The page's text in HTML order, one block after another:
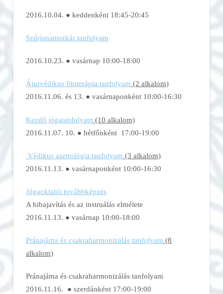
2016.10.04. ● keddenként 18:45-20:45
Szúrjanamszkár tanfolyam
2016.10.23. ● vasárnap 10:00-18:00
Ájurvédikus fitoterápia tanfolyam (2 alkalom)
2016.11.06. és 13. ● vasárnaponként 10:00-16:30
Kezdő jógatanfolyam (10 alkalom)
2016.11.07. 10. ● hétfőnként 17:00-19:00
Védikus asztrológia tanfolyam (3 alkalom)
2016.11.13. ● vasárnaponként 10:00-16:30
Jógaoktatói továbbképzés
A hibajavítás és az instruálás elmélete
2016.11.13. ● vasárnap 10:00-18:00
Pránajáma és csakraharmonizálás tanfolyam (8
alkalom)
Pránajáma és csakraharmonizálás tanfolyam
2016.11.16. ● szerdánként 17:00-19:00